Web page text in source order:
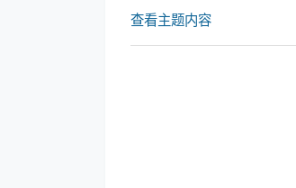
查看主题内容